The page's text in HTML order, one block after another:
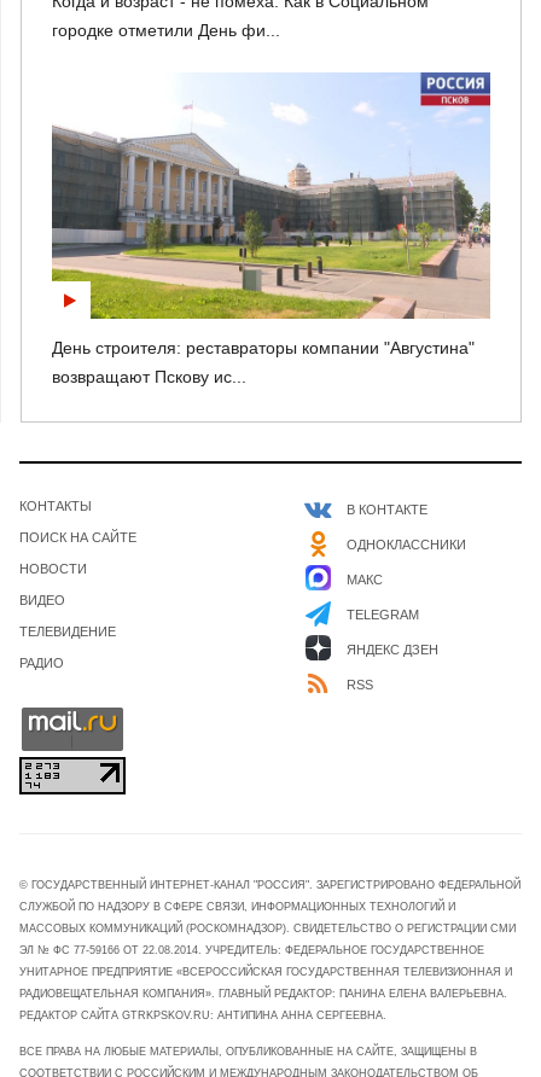
городке отметили День фи...
День строителя: реставраторы компании "Августина"
возвращают Пскову ис...
КОНТАКТЫ
ПОИСК НА САЙТЕ
НОВОСТИ
ВИДЕО
ТЕЛЕВИДЕНИЕ
РАДИО
В КОНТАКТЕ
ОДНОКЛАССНИКИ
МАКС
TELEGRAM
ЯНДЕКС ДЗЕН
RSS
© ГОСУДАРСТВЕННЫЙ ИНТЕРНЕТ-КАНАЛ "РОССИЯ". ЗАРЕГИСТРИРОВАНО ФЕДЕРАЛЬНОЙ
СЛУЖБОЙ ПО НАДЗОРУ В СФЕРЕ СВЯЗИ, ИНФОРМАЦИОННЫХ ТЕХНОЛОГИЙ И
МАССОВЫХ КОММУНИКАЦИЙ (РОСКОМНАДЗОР). СВИДЕТЕЛЬСТВО О РЕГИСТРАЦИИ СМИ
ЭЛ № ФС 77-59166 ОТ 22.08.2014. УЧРЕДИТЕЛЬ: ФЕДЕРАЛЬНОЕ ГОСУДАРСТВЕННОЕ
УНИТАРНОЕ ПРЕДПРИЯТИЕ «ВСЕРОССИЙСКАЯ ГОСУДАРСТВЕННАЯ ТЕЛЕВИЗИОННАЯ И
РАДИОВЕЩАТЕЛЬНАЯ КОМПАНИЯ». ГЛАВНЫЙ РЕДАКТОР: ПАНИНА ЕЛЕНА ВАЛЕРЬЕВНА.
РЕДАКТОР САЙТА GTRKPSKOV.RU: АНТИПИНА АННА СЕРГЕЕВНА.
ВСЕ ПРАВА НА ЛЮБЫЕ МАТЕРИАЛЫ, ОПУБЛИКОВАННЫЕ НА САЙТЕ, ЗАЩИЩЕНЫ В
СООТВЕТСТВИИ С РОССИЙСКИМ И МЕЖДУНАРОДНЫМ ЗАКОНОДАТЕЛЬСТВОМ ОБ